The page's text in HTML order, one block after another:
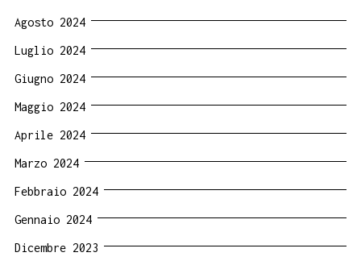
Agosto 2024
Luglio 2024
Giugno 2024
Maggio 2024
Aprile 2024
Marzo 2024
Febbraio 2024
Gennaio 2024
Dicembre 2023